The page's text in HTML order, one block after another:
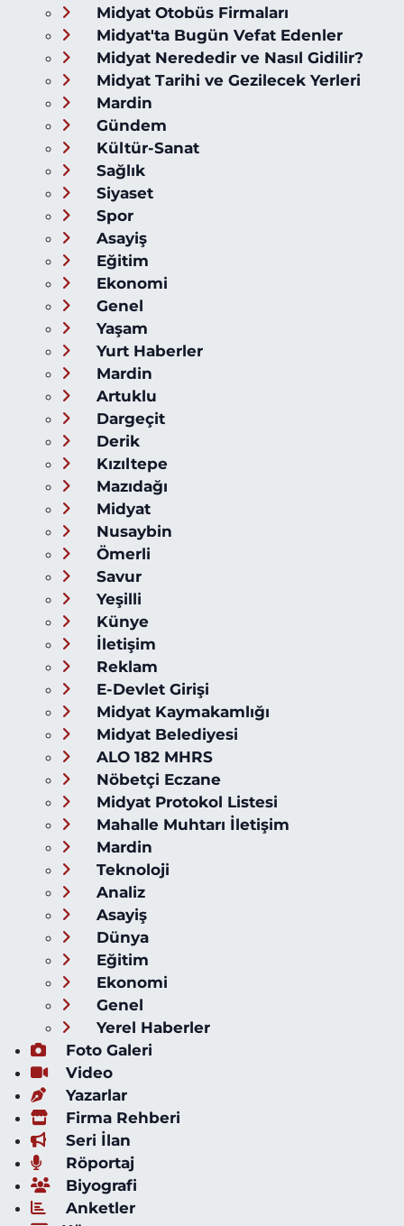
Midyat Otobüs Firmaları
Midyat'ta Bugün Vefat Edenler
Midyat Nerededir ve Nasıl Gidilir?
Midyat Tarihi ve Gezilecek Yerleri
Mardin
Gündem
Kültür-Sanat
Sağlık
Siyaset
Spor
Asayiş
Eğitim
Ekonomi
Genel
Yaşam
Yurt Haberler
Mardin
Artuklu
Dargeçit
Derik
Kızıltepe
Mazıdağı
Midyat
Nusaybin
Ömerli
Savur
Yeşilli
Künye
İletişim
Reklam
E-Devlet Girişi
Midyat Kaymakamlığı
Midyat Belediyesi
ALO 182 MHRS
Nöbetçi Eczane
Midyat Protokol Listesi
Mahalle Muhtarı İletişim
Mardin
Teknoloji
Analiz
Asayiş
Dünya
Eğitim
Ekonomi
Genel
Yerel Haberler
Foto Galeri
Video
Yazarlar
Firma Rehberi
Seri İlan
Röportaj
Biyografi
Anketler